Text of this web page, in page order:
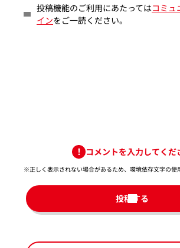
投稿機能のご利用にあたってはコミュ
インをご一読ください。
コメントを入力してくだ
※正しく表示されない場合があるため、環境依存文字の使
投稿する